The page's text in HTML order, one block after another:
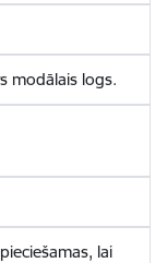
modālais logs.
lai